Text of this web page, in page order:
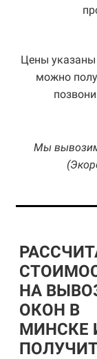
Цены указаны
можно
Мы вывозим
НА
ОКОН В
МИНСКЕ